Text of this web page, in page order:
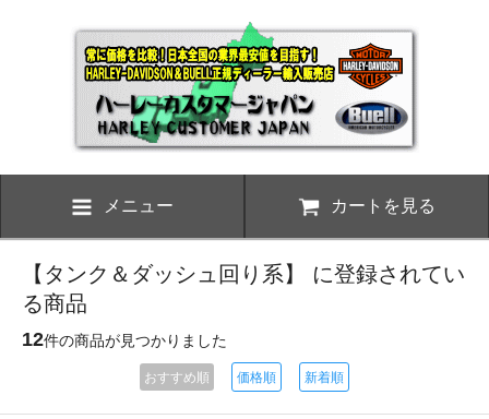
メニュー カートを見る
【タンク＆ダッシュ回り系】 に登録されてい
る商品
12件の商品が見つかりました
おすすめ順 価格順 新着順